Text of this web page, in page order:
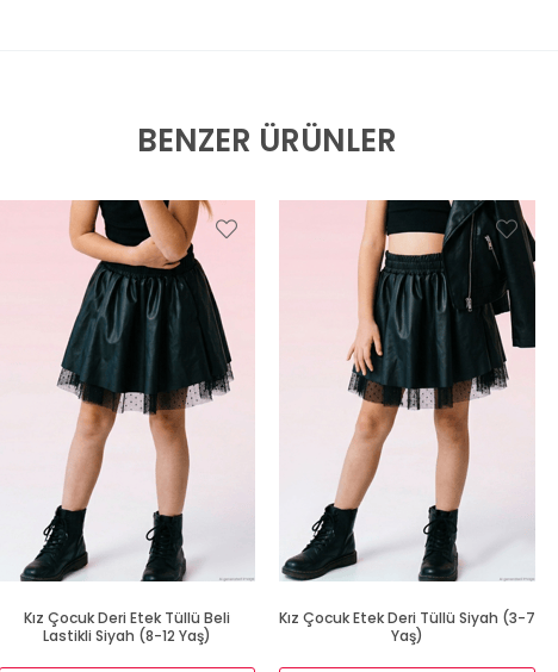
BENZER ÜRÜNLER
Kız Çocuk Deri Etek Tüllü Beli
Lastikli Siyah (8-12 Yaş)
Kız Çocuk Etek Deri Tüllü Siyah (3-7
Yaş)